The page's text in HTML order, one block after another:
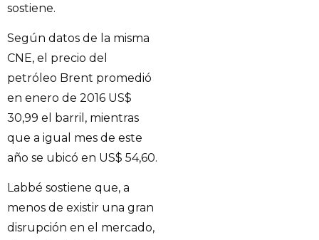
sostiene.
Según datos de la misma
CNE, el precio del
petróleo Brent promedió
en enero de 2016 US$
30,99 el barril, mientras
que a igual mes de este
año se ubicó en US$ 54,60.
Labbé sostiene que, a
menos de existir una gran
disrupción en el mercado,